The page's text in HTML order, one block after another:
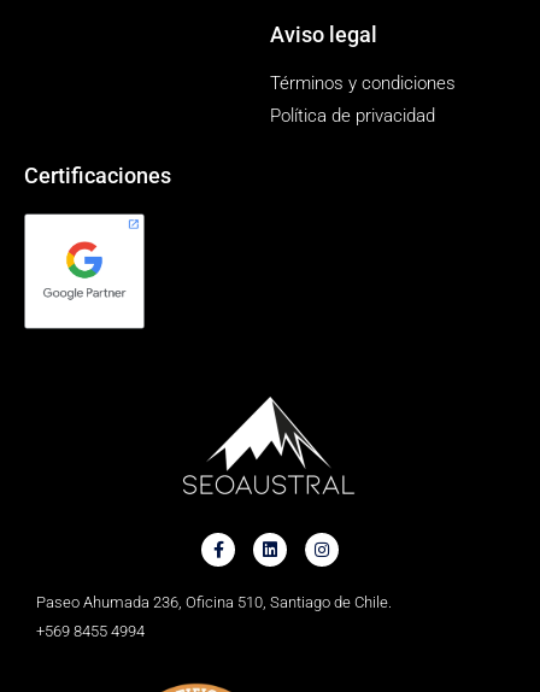
Aviso legal
Términos y condiciones
Política de privacidad
Certificaciones
Paseo Ahumada 236, Oficina 510, Santiago de Chile.
+569 8455 4994